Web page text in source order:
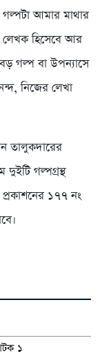
আমার মাথার
লেখক হিসেবে আর
বড় গল্প বা উপন্যাসে
নিজের লেখা
তালুকদারের
গল্পগ্রন্থ
১৭৭ নং
১